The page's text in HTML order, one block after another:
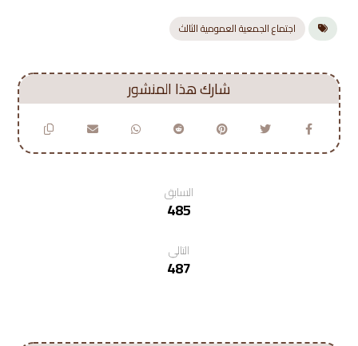
اجتماع الجمعية العمومية الثالث
السابق
485
التالي
487